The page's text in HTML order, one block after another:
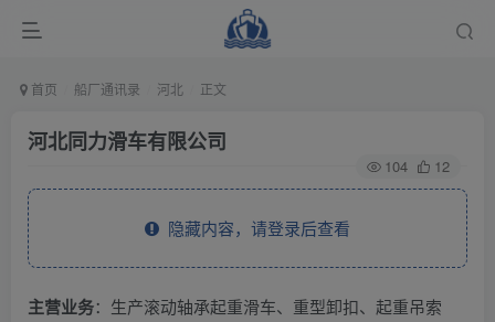
首页 船厂通讯录 河北 正文
河北同力滑车有限公司
104 12
隐藏内容，请登录后查看
主营业务：生产滚动轴承起重滑车、重型卸扣、起重吊索